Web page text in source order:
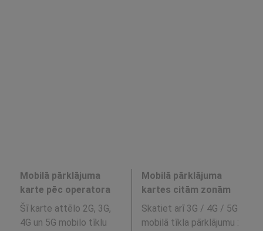
Mobilā pārklājuma
karte pēc operatora
Šī karte attēlo 2G, 3G,
4G un 5G mobilo tīklu
Mobilā pārklājuma
kartes citām zonām
Skatiet arī 3G / 4G / 5G
mobilā tīkla pārklājumu :